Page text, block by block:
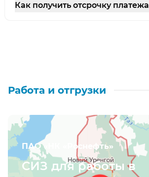
Как получить отсрочку
Работа и отгрузки
ПАО «НК «Роснефть»
СИЗ для работы в